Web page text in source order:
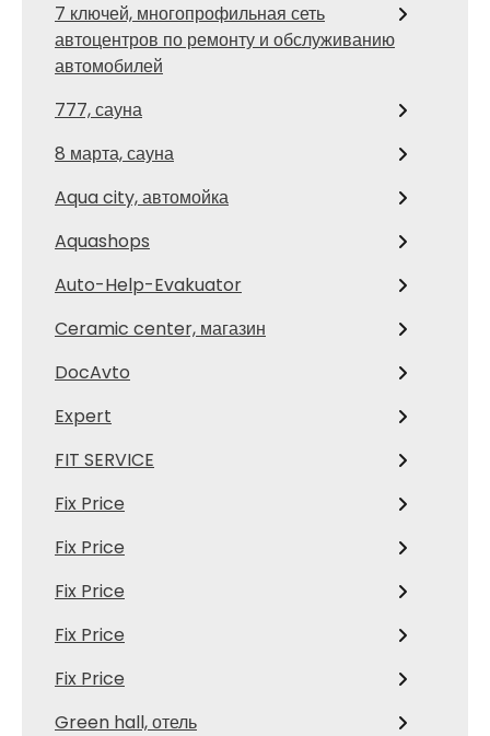
7 ключей, многопрофильная сеть
автоцентров по ремонту и обслуживанию
автомобилей
777, сауна
8 марта, сауна
Aqua city, автомойка
Aquashops
Auto-Help-Evakuator
Ceramic center, магазин
DocAvto
Expert
FIT SERVICE
Fix Price
Fix Price
Fix Price
Fix Price
Fix Price
Green hall, отель